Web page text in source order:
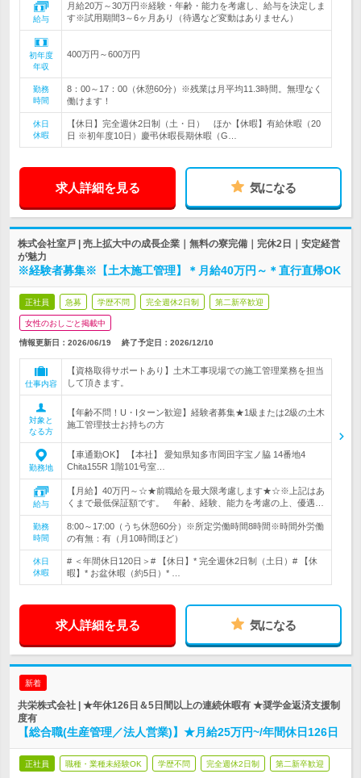
給与
月給20万～30万円※経験・年齢・能力を考慮し、給与を決定しま
す※試用期間3～6ヶ月あり（待遇など変動はありません）
初年度
年収
400万円～600万円
勤務
時間
8：00～17：00（休憩60分）※残業は月平均11.3時間。無理なく
働けます！
休日
休暇
【休日】完全週休2日制（土・日） ほか【休暇】有給休暇（20
日 ※初年度10日）慶弔休暇長期休暇（G…
求人詳細を見る 気になる
株式会社室戸 | 売上拡大中の成長企業｜無料の寮完備｜完休2日｜安定経営
が魅力
※経験者募集※【土木施工管理】＊月給40万円～＊直行直帰OK
正社員 急募 学歴不問 完全週休2日制 第二新卒歓迎
女性のおしごと掲載中
情報更新日：2026/06/19 終了予定日： 2026/12/10
仕事内容
【資格取得サポートあり】土木工事現場での施工管理業務を担当
して頂きます。
対象と
なる方
【年齢不問！U・Iターン歓迎】経験者募集★1級または2級の土木
施工管理技士お持ちの方
勤務地
【車通勤OK】 【本社】 愛知県知多市岡田字宝ノ脇 14番地4
Chita155R 1階101号室…
給与
【月給】40万円～☆★前職給を最大限考慮します★☆※上記はあ
くまで最低保証額です。 年齢、経験、能力を考慮の上、優遇…
勤務
時間
8:00～17:00（うち休憩60分）※所定労働時間8時間※時間外労働
の有無：有（月10時間ほど）
休日
休暇
# ＜年間休日120日＞# 【休日】* 完全週休2日制（土日）# 【休
暇】* お盆休暇（約5日）* …
求人詳細を見る 気になる
新着
共栄株式会社 | ★年休126日＆5日間以上の連続休暇有 ★奨学金返済支援制
度有
【総合職(生産管理／法人営業)】★月給25万円~/年間休日126日
正社員 職種・業種未経験OK 学歴不問 完全週休2日制 第二新卒歓迎